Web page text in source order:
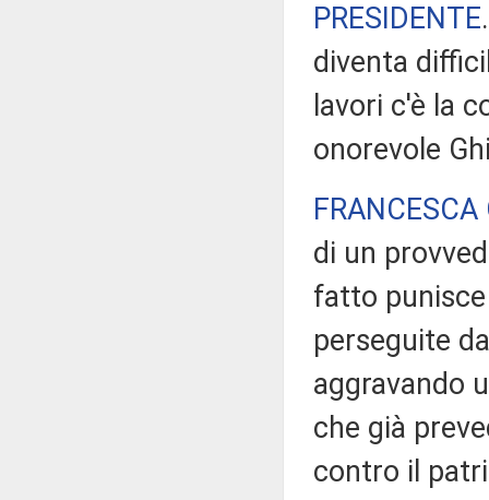
PRESIDENTE
diventa
lavori c'è la
onorevole
FRANCESCA
di un
fatto
perseguite
aggravando
che già
contro il